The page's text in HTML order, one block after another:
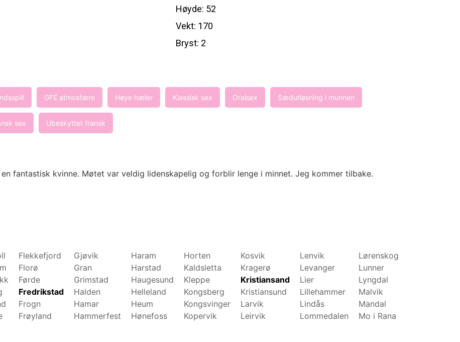
Høyde: 52
Vekt: 170
Bryst: 2
GFE atmosfære Høye hæler Klassisk sex Oralsex Sædutløsning i munnen
sex Ubeskyttet fransk
fantastisk kvinne. Møtet var veldig lidenskapelig og forblir lenge i minnet. Jeg kommer tilbake.
Flekkefjord
Florø
Førde
Fredrikstad
Frogn
Frøyland
Gjøvik
Gran
Grimstad
Halden
Hamar
Hammerfest
Haram
Harstad
Haugesund
Helleland
Heum
Hønefoss
Horten
Kaldsletta
Kleppe
Kongsberg
Kongsvinger
Kopervik
Kosvik
Kragerø
Kristiansand
Kristiansund
Larvik
Leirvik
Lenvik
Levanger
Lier
Lillehammer
Lindås
Lommedalen
Lørenskog
Lunner
Lyngdal
Malvik
Mandal
Mo i Rana